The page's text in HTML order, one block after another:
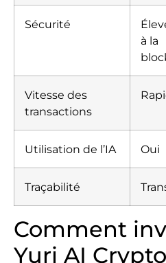
Sécurité
à la
Vitesse des
transactions
Utilisation de l’IA Oui
Traçabilité
Comment
Yuri AI